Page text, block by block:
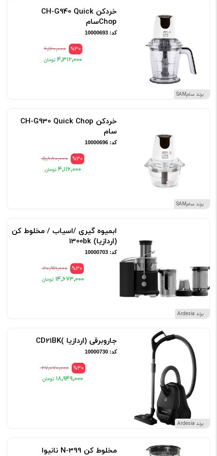
برند سامSAM
خردکن CH-G940 Quick
Chopسام
کد: 10000693
%30 ۶٬۱۶۰٬۰۰۰
۴٬۳۱۲٬۰۰۰
برند سامSAM
خردکن CH-G930 Quick Chop
سام
کد: 10000696
%30 ۵٬۸۸۰٬۰۰۰
۴٬۱۱۶٬۰۰۰
برند Ardesia
ابمیوه گیری /اسیاب / مخلوط کن
(اردازیا) 1300bk
کد: 10000703
%30 ۲۰٬۹۶۱٬۰۰۰
۱۴٬۶۷۳٬۰۰۰
برند Ardesia
جاروبرقی (اردازیا )CD21BK
کد: 10000730
%30 ۲۷٬۰۷۰٬۰۰۰
۱۸٬۹۴۹٬۰۰۰
مخلوط کن N-399 نانیوا